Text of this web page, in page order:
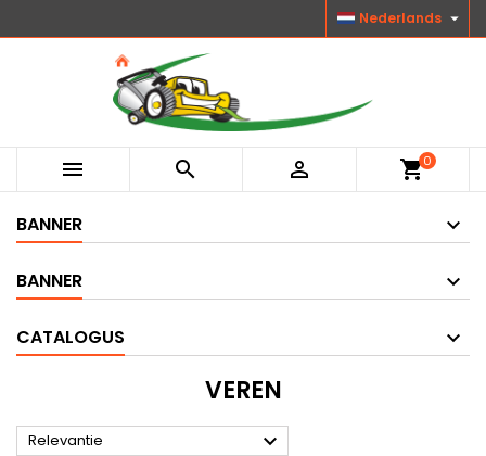
Nederlands 
   shopping_cart0
BANNER
BANNER
CATALOGUS
VEREN
Relevantie 